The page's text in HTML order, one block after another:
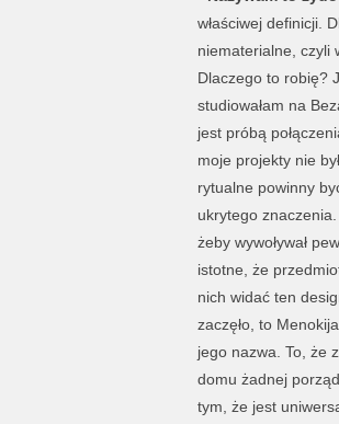
właściwej definicji.
niematerialne, czyli
Dlaczego to robię?
studiowałam na
jest próbą
moje projekty nie
rytualne powinny
ukrytego znaczenia.
żeby wywoływał
istotne, że
nich widać ten
zaczęło, to
jego nazwa. To, że
domu żadnej
tym, że jest